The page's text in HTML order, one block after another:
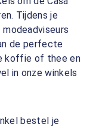
Tijdens je
de perfecte
koffie of thee en
in onze winkels
bestel je